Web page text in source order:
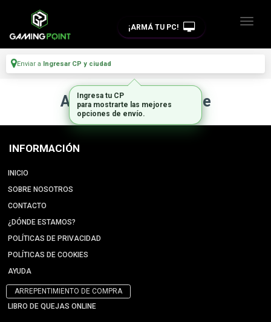
¡ARMÁ TU PC!
Enviar a Ingresar CP y ciudad
Artículo no disponible
INFORMACIÓN
INICIO
SOBRE NOSOTROS
CONTACTO
¿DÓNDE ESTAMOS?
POLÍTICAS DE PRIVACIDAD
POLÍTICAS DE COOKIES
AYUDA
ARREPENTIMIENTO DE COMPRA
LIBRO DE QUEJAS ONLINE
Ingresa tu CP
para mostrarte las mejores
opciones de envío.